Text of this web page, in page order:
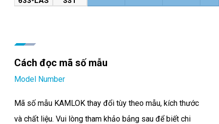
Cách đọc mã số mẫu
Model Number
Mã số mẫu KAMLOK thay đổi tùy theo mẫu, kích thước
và chất liệu. Vui lòng tham khảo bảng sau để biết chi